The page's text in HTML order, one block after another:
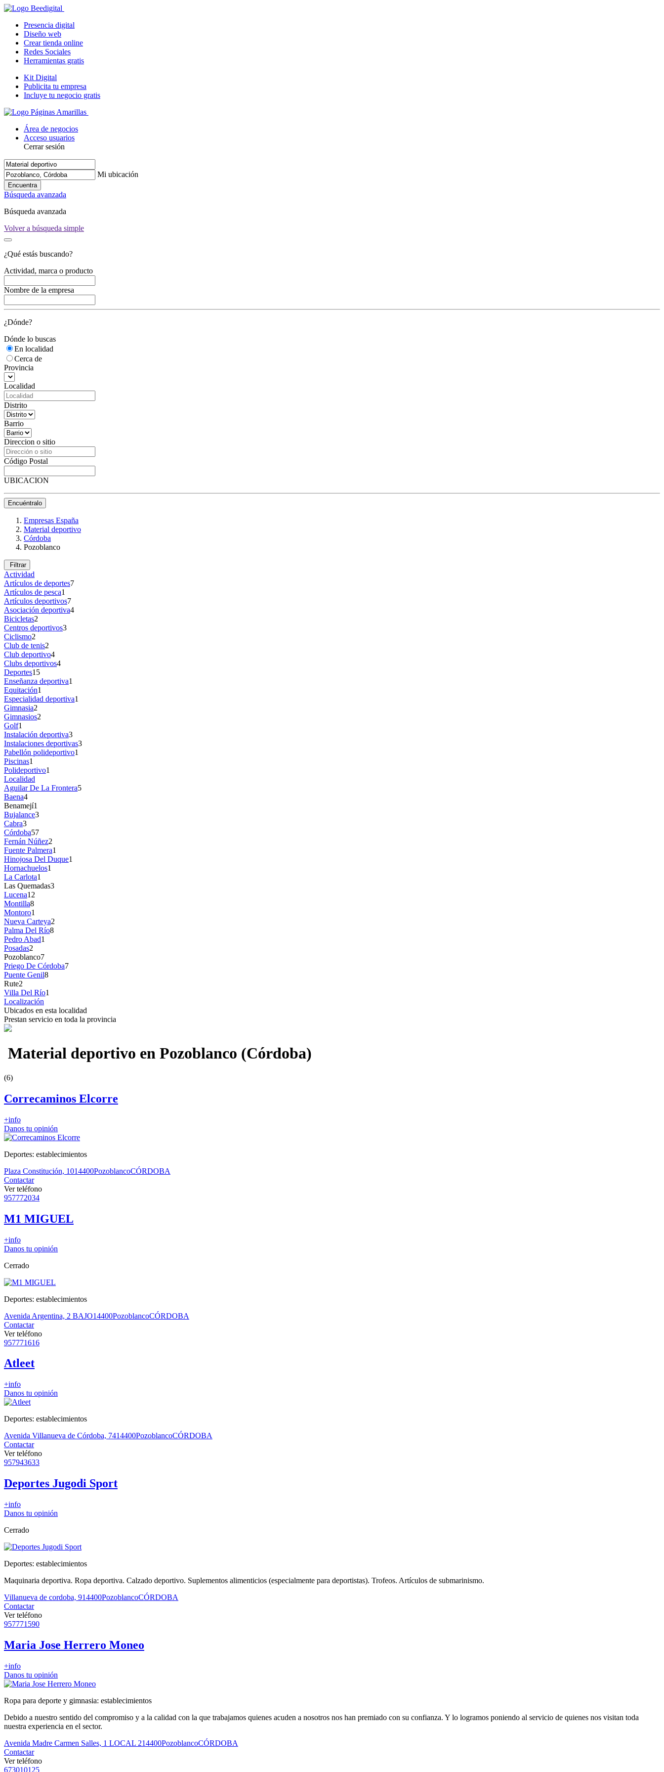
Presencia digital
Diseño web
Crear tienda online
Redes Sociales
Herramientas gratis
Kit Digital
Publicita tu empresa
Incluye tu negocio gratis
Área de negocios
Acceso usuarios
Cerrar sesión
Mi ubicación
Encuentra
Búsqueda avanzada
Búsqueda avanzada
Volver a búsqueda simple
¿Qué estás buscando?
Actividad, marca o producto
Nombre de la empresa
¿Dónde?
Dónde lo buscas
En localidad
Cerca de
Provincia
Localidad
Distrito
Barrio
Direccion o sitio
Código Postal
UBICACION
Encuéntralo
Empresas España
Material deportivo
Córdoba
Pozoblanco
Filtrar
Actividad
Artículos de deportes7
Artículos de pesca1
Artículos deportivos7
Asociación deportiva4
Bicicletas2
Centros deportivos3
Ciclismo2
Club de tenis2
Club deportivo4
Clubs deportivos4
Deportes15
Enseñanza deportiva1
Equitación1
Especialidad deportiva1
Gimnasia2
Gimnasios2
Golf1
Instalación deportiva3
Instalaciones deportivas3
Pabellón polideportivo1
Piscinas1
Polideportivo1
Localidad
Aguilar De La Frontera5
Baena4
Benamejí1
Bujalance3
Cabra3
Córdoba57
Fernán Núñez2
Fuente Palmera1
Hinojosa Del Duque1
Hornachuelos1
La Carlota1
Las Quemadas3
Lucena12
Montilla8
Montoro1
Nueva Carteya2
Palma Del Río8
Pedro Abad1
Posadas2
Pozoblanco7
Priego De Córdoba7
Puente Genil8
Rute2
Villa Del Río1
Localización
Ubicados en esta localidad
Prestan servicio en toda la provincia
Material deportivo en Pozoblanco (Córdoba)
(6)
Correcaminos Elcorre
+info
Danos tu opinión
Deportes: establecimientos
Plaza Constitución, 1014400PozoblancoCÓRDOBA
Contactar
Ver teléfono
957772034
M1 MIGUEL
+info
Danos tu opinión
Cerrado
Deportes: establecimientos
Avenida Argentina, 2 BAJO14400PozoblancoCÓRDOBA
Contactar
Ver teléfono
957771616
Atleet
+info
Danos tu opinión
Deportes: establecimientos
Avenida Villanueva de Córdoba, 7414400PozoblancoCÓRDOBA
Contactar
Ver teléfono
957943633
Deportes Jugodi Sport
+info
Danos tu opinión
Cerrado
Deportes: establecimientos
Maquinaria deportiva. Ropa deportiva. Calzado deportivo. Suplementos alimenticios (especialmente para deportistas). Trofeos. Artículos de submarinismo.
Villanueva de cordoba, 914400PozoblancoCÓRDOBA
Contactar
Ver teléfono
957771590
Maria Jose Herrero Moneo
+info
Danos tu opinión
Ropa para deporte y gimnasia: establecimientos
Debido a nuestro sentido del compromiso y a la calidad con la que trabajamos quienes acuden a nosotros nos han premiado con su confianza. Y lo logramos poniendo al servicio de quienes nos visitan toda
nuestra experiencia en el sector.
Avenida Madre Carmen Salles, 1 LOCAL 214400PozoblancoCÓRDOBA
Contactar
Ver teléfono
673010125